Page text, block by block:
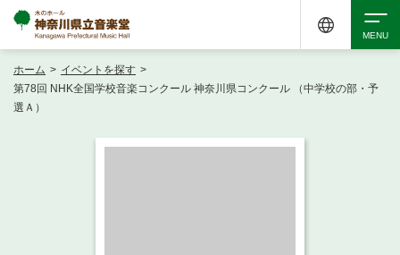
検索
ホーム > イベントを探す >
第78回 NHK全国学校音楽コンクール 神奈川県コンクール （中学校の部・予
選Ａ）